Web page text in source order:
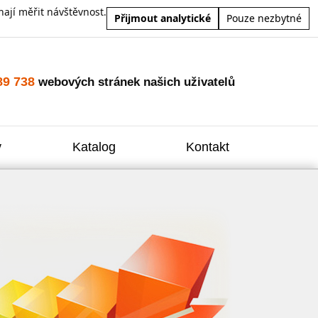
měřit návštěvnost.
Přijmout analytické Pouze nezbytné
738 webových stránek našich uživatelů
Katalog Kontakt